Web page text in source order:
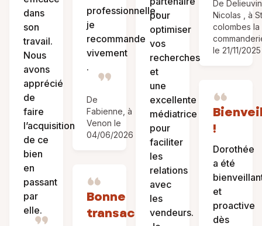
dans
son
travail.
Nous
avons
apprécié
de
faire
l’acquisition
de ce
bien
en
passant
par
elle.
professionnelle,
je
recommande
vivement
.
De
Fabienne, à
Venon le
04/06/2026
Bonne
transaction
pour
optimiser
vos
recherches
et
une
excellente
médiatrice
pour
faciliter
les
relations
avec
les
vendeurs.
De Delieuvin
Nicolas , à St
colombes la
le 21/11/2025
!
Dorothée
a été
et
proactive
dès